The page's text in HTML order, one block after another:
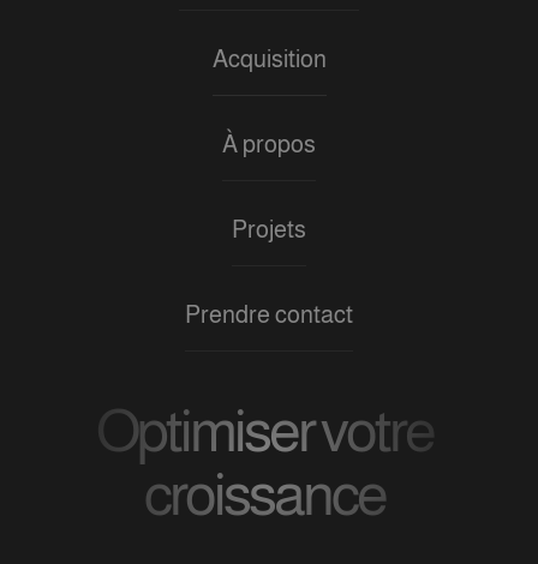
Acquisition
À propos
Projets
Prendre contact
Optimiser votre
croissance